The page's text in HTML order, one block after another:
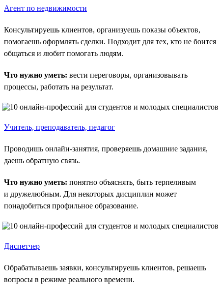
Агент по недвижимости
Консультируешь клиентов, организуешь показы объектов,
помогаешь оформлять сделки. Подходит для тех, кто не боится
общаться и любит помогать людям.
Что нужно уметь: вести переговоры, организовывать
процессы, работать на результат.
Учитель, преподаватель, педагог
Проводишь онлайн-занятия, проверяешь домашние задания,
даешь обратную связь.
Что нужно уметь: понятно объяснять, быть терпеливым
и дружелюбным. Для некоторых дисциплин может
понадобиться профильное образование.
Диспетчер
Обрабатываешь заявки, консультируешь клиентов, решаешь
вопросы в режиме реального времени.